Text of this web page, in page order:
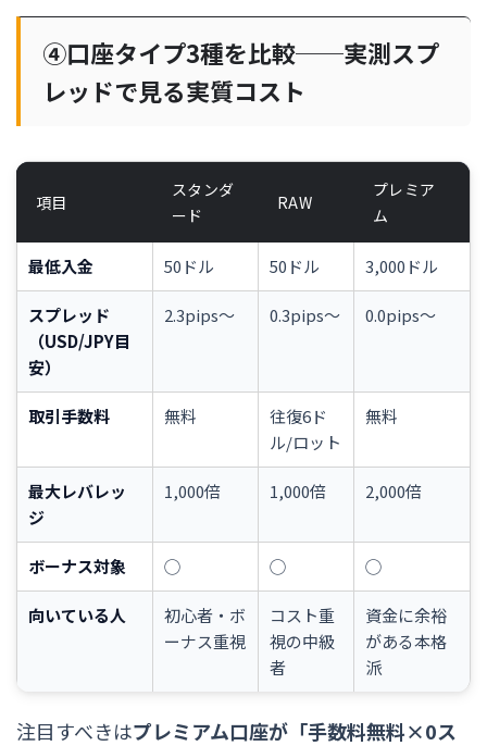
④口座タイプ3種を比較──実測スプ
レッドで見る実質コスト
項目
スタンダ
ード
RAW
プレミア
ム
最低入金 50ドル 50ドル 3,000ドル
スプレッド
（USD/JPY目
安）
2.3pips〜 0.3pips〜 0.0pips〜
取引手数料 無料
往復6ド
ル/ロット
無料
最大レバレッ
ジ
1,000倍 1,000倍 2,000倍
ボーナス対象 ◯ ◯ ◯
向いている人
初心者・ボ
ーナス重視
コスト重
視の中級
者
資金に余裕
がある本格
派
注目すべきはプレミアム口座が「手数料無料×0ス